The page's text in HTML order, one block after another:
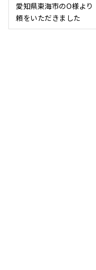
愛知県東海市のO様よ
頼をいただきました